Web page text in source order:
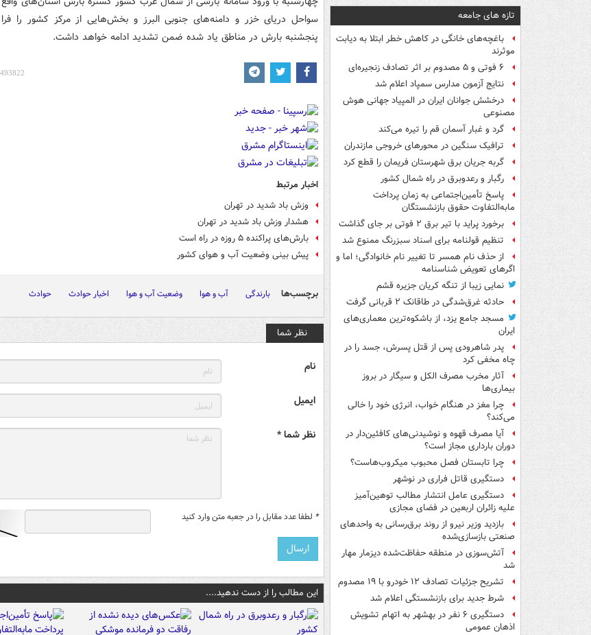
تازه های جامعه
باغچه‌های خانگی در کاهش خطر ابتلا به دیابت
موثرند
۶ فوتی و ۵ مصدوم بر اثر تصادف زنجیره‌ای
نتایج آزمون مدارس سمپاد اعلام شد
درخشش جوانان ایران در المپیاد جهانی هوش
مصنوعی
گرد و غبار آسمان قم را تیره می‌کند
ترافیک سنگین در محورهای خروجی مازندران
گربه جریان برق شهرستان فریمان را قطع کرد
رگبار و رعدوبرق در راه شمال کشور
پاسخ تأمین‌اجتماعی به زمان پرداخت
مابه‌التفاوت حقوق بازنشستگان
برخورد پراید با تیر برق ۲ فوتی بر جای گذاشت
تنظیم قولنامه برای اسناد سبزرنگ ممنوع شد
از حذف نام همسر تا تغییر نام خانوادگی؛ اما و
اگرهای تعویض شناسنامه
نمایی زیبا از تنگه کریان جزیره قشم
حادثه غرق‌شدگی در طاقانک ۲ قربانی گرفت
مسجد جامع یزد، از باشکوه‌ترین معماری‌های
ایران
پدر شاهرودی پس از قتل پسرش، جسد را در
چاه مخفی کرد
آثار مخرب مصرف الکل و سیگار در بروز
بیماری‌ها
چرا مغز در هنگام خواب، انرژی خود را خالی
می‌کند؟
آیا مصرف قهوه و نوشیدنی‌های کافئین‌دار در
دوران بارداری مجاز است؟
چرا تابستان فصل محبوب میکروب‌هاست؟
دستگیری قاتل فراری در نوشهر
دستگیری عامل انتشار مطالب توهین‌آمیز
علیه زائران اربعین در فضای مجازی
بازدید وزیر نیرو از روند برق‌رسانی به واحدهای
صنعتی بازسازی‌شده
آتش‌سوزی در منطقه حفاظت‌شده دیزمار مهار
شد
تشریح جزئیات تصادف ۱۲ خودرو با ۱۹ مصدوم
شرط جدید برای بازنشستگی اعلام شد
دستگیری ۶ نفر در بهشهر به اتهام تشویش
اذهان عمومی
سواحل دریای خزر و دامنه‌های جنوبی البرز و بخش‌هایی از مرکز کشور را
پنجشنبه بارش در مناطق یاد شده ضمن تشدید ادامه خواهد داشت.
اخبار مرتبط
وزش باد شدید در تهران
هشدار وزش باد شدید در تهران
بارش‌های پراکنده ۵ روزه در راه است
پیش بینی وضعیت آب و هوای کشور
برچسب‌ها بارندگی آب و هوا وضعیت آب و هوا اخبار حوادث حوادث
نظر شما
نام
ایمیل
نظر شما *
* لطفا عدد مقابل را در جعبه متن وارد کنید
این مطالب را از دست ندهید....